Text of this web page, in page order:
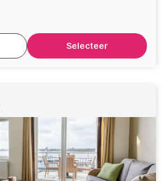
Selecteer